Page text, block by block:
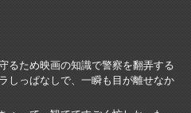
るため映画の知識で警察を翻弄する
しっぱなしで、一瞬も目が離せなか